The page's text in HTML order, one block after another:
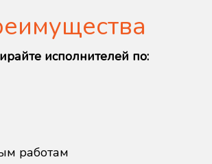
исполнителей по:
работам